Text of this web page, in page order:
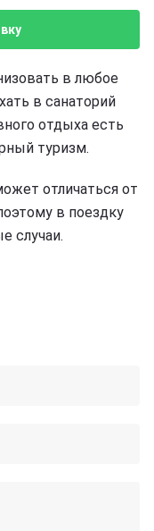
в любое
в санаторий
отдыха есть
туризм.
отличаться от
в поездку
случаи.